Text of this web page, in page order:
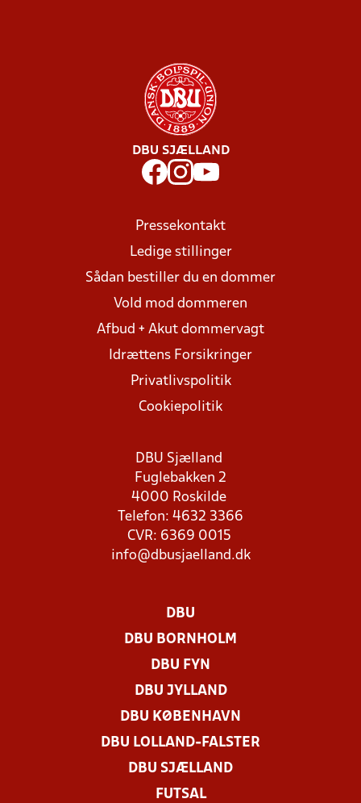
DBU SJÆLLAND
Pressekontakt
Ledige stillinger
Sådan bestiller du en dommer
Vold mod dommeren
Afbud + Akut dommervagt
Idrættens Forsikringer
Privatlivspolitik
Cookiepolitik
DBU Sjælland
Fuglebakken 2
4000 Roskilde
Telefon: 4632 3366
CVR: 6369 0015
info@dbusjaelland.dk
DBU
DBU BORNHOLM
DBU FYN
DBU JYLLAND
DBU KØBENHAVN
DBU LOLLAND-FALSTER
DBU SJÆLLAND
FUTSAL